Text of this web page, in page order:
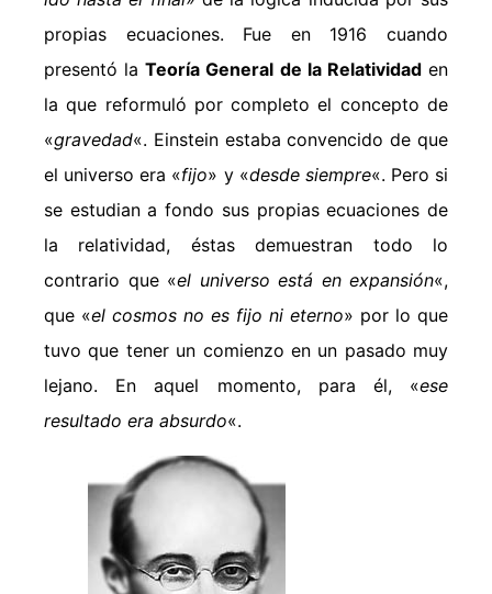
propias ecuaciones. Fue en 1916 cuando
presentó laTeoría General de la Relatividaden
la que reformuló por completo el concepto de
«gravedad«. Einstein estaba convencido de que
el universo era «fijo» y «desde siempre«. Pero si
se estudian a fondo sus propias ecuaciones de
la relatividad, éstas demuestran todo lo
contrario que «el universo está en expansión«,
que «el cosmos no es fijo ni eterno» por lo que
tuvo que tener un comienzo en un pasado muy
lejano. En aquel momento, para él, «ese
resultado era absurdo«.